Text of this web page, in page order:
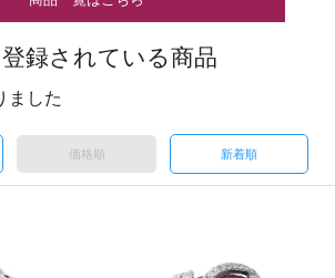
登録されている商品
ました
価格順 新着順